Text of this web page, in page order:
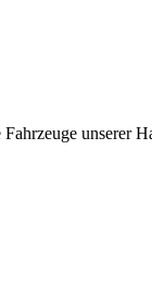
unserer